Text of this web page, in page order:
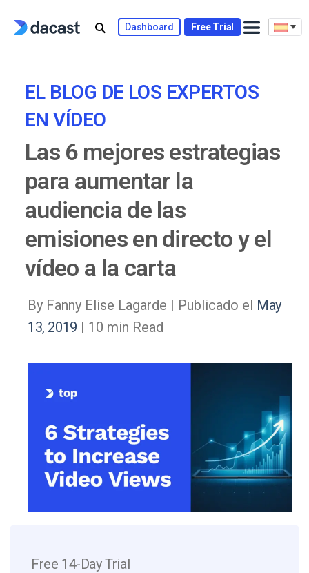
Dashboard Free Trial
EL BLOG DE LOS EXPERTOS
EN VÍDEO
Las 6 mejores estrategias
para aumentar la
audiencia de las
emisiones en directo y el
vídeo a la carta
By Fanny Elise Lagarde | Publicado el May
13, 2019 | 10 min Read
Free 14-Day Trial